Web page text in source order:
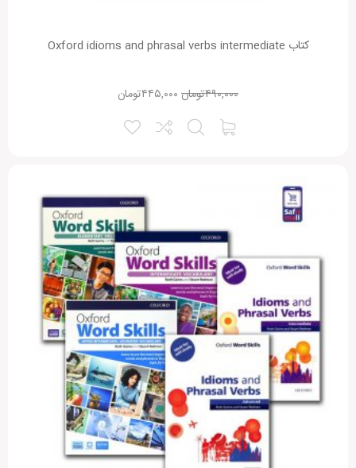
کتاب Oxford idioms and phrasal verbs intermediate
تومان۴۹۰,۰۰۰ تومان۴۴۵,۰۰۰